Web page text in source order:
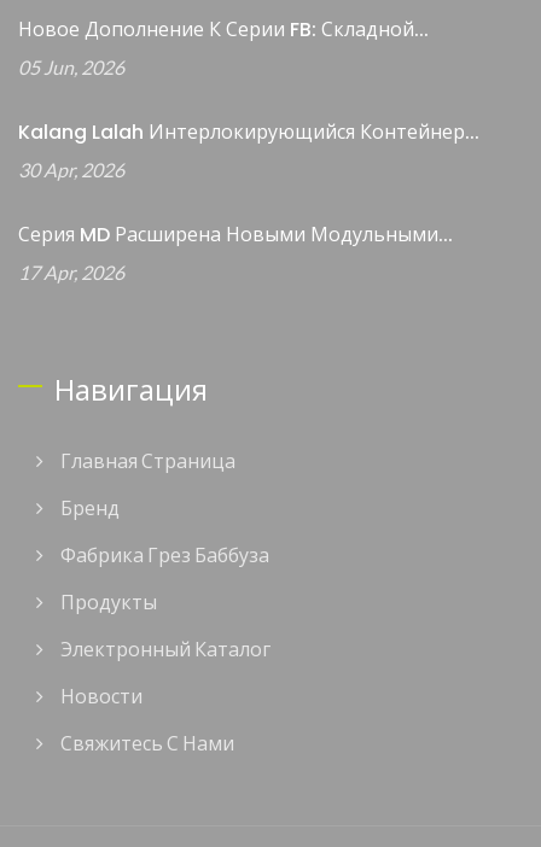
Новое Дополнение К Серии FB: Складной...
05 Jun, 2026
Kalang Lalah Интерлокирующийся Контейнер...
30 Apr, 2026
Серия MD Расширена Новыми Модульными...
17 Apr, 2026
Навигация
Главная Страница
Бренд
Фабрика Грез Баббуза
Продукты
Электронный Каталог
Новости
Свяжитесь С Нами